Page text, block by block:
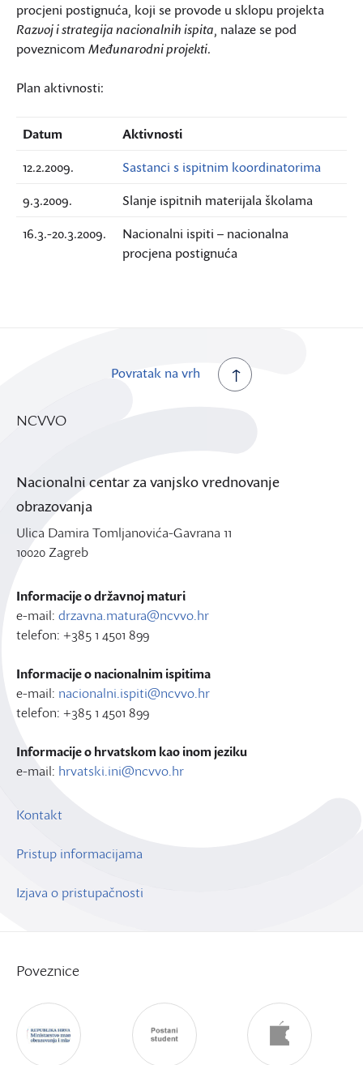
procjeni postignuća, koji se provode u sklopu projekta
Razvoj i strategija nacionalnih ispita, nalaze se pod
poveznicom Međunarodni projekti.
Plan aktivnosti:
Datum
Aktivnosti
12.2.2009.
Sastanci s ispitnim koordinatorima
9.3.2009.
Slanje ispitnih materijala školama
16.3.-20.3.2009.
Nacionalni ispiti – nacionalna
procjena postignuća
Povratak na vrh
NCVVO
Nacionalni centar za vanjsko vrednovanje
obrazovanja
Ulica Damira Tomljanovića-Gavrana 11
10020 Zagreb
Informacije o državnoj maturi
e-mail: drzavna.matura@ncvvo.hr
telefon: +385 1 4501 899
Informacije o nacionalnim ispitima
e-mail: nacionalni.ispiti@ncvvo.hr
telefon: +385 1 4501 899
Informacije o hrvatskom kao inom jeziku
e-mail: hrvatski.ini@ncvvo.hr
Kontakt
Pristup informacijama
Izjava o pristupačnosti
Poveznice